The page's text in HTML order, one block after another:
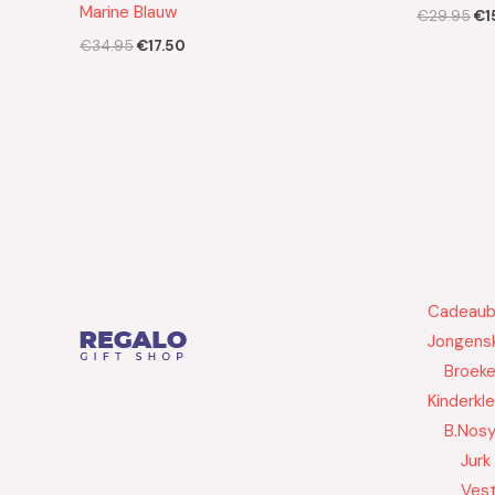
Marine Blauw
€34.95€17.50
€29.95€
B.Nosy
Jurk
Vest